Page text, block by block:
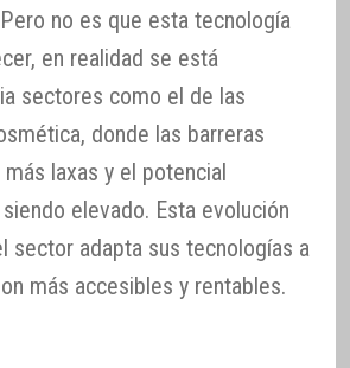
no es que esta tecnología
en realidad se está
sectores como el de las
donde las barreras
laxas y el potencial
elevado. Esta evolución
sector adapta sus tecnologías a
más accesibles y rentables.